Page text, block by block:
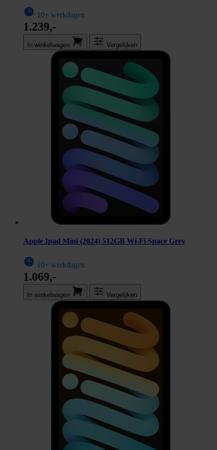
10+ werkdagen
1.239,-
In winkel­wagen Vergelijken
Apple Ipad Mini (2024) 512GB Wi-Fi Space Grey
10+ werkdagen
1.069,-
In winkel­wagen Vergelijken